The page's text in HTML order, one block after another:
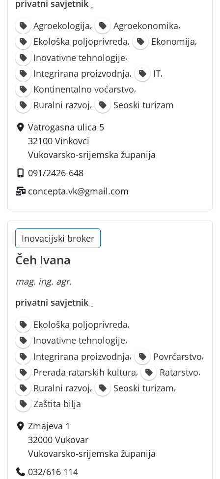
privatni savjetnik ·
Agroekologija, Agroekonomika,
Ekološka poljoprivreda, Ekonomija,
Inovativne tehnologije,
Integrirana proizvodnja, IT,
Kontinentalno voćarstvo,
Ruralni razvoj,
Seoski turizam
Vatrogasna ulica 5
32100 Vinkovci
Vukovarsko-srijemska županija
091/2426-648
concepta.vk@gmail.com
Inovacijski broker
Čeh Ivana
mag. ing. agr.
privatni savjetnik ·
Ekološka poljoprivreda,
Inovativne tehnologije,
Integrirana proizvodnja, Povrćarstvo,
Prerada ratarskih kultura, Ratarstvo,
Ruralni razvoj, Seoski turizam,
Zaštita bilja
Zmajeva 1
32000 Vukovar
Vukovarsko-srijemska županija
032/616 114